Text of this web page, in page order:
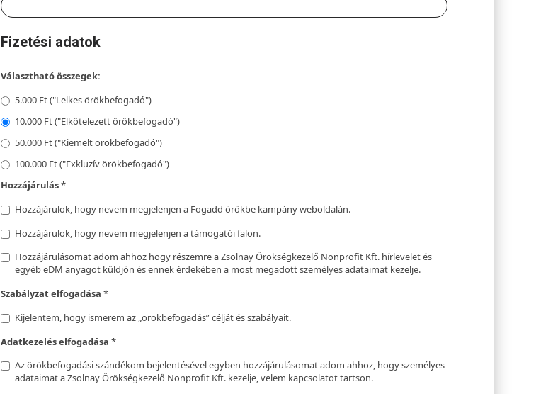
Fizetési adatok
Választható összegek:
5.000 Ft ("Lelkes örökbefogadó")
10.000 Ft ("Elkötelezett örökbefogadó")
50.000 Ft ("Kiemelt örökbefogadó")
100.000 Ft ("Exkluzív örökbefogadó")
Hozzájárulás*
Hozzájárulok, hogy nevem megjelenjen a Fogadd örökbe kampány weboldalán.
Hozzájárulok, hogy nevem megjelenjen a támogatói falon.
Hozzájárulásomat adom ahhoz hogy részemre a Zsolnay Örökségkezelő Nonprofit Kft. hírlevelet és
egyéb eDM anyagot küldjön és ennek érdekében a most megadott személyes adataimat kezelje.
Szabályzat elfogadása*
Kijelentem, hogy ismerem az „örökbefogadás” célját és szabályait.
Adatkezelés elfogadása*
Az örökbefogadási szándékom bejelentésével egyben hozzájárulásomat adom ahhoz, hogy személyes
adataimat a Zsolnay Örökségkezelő Nonprofit Kft. kezelje, velem kapcsolatot tartson.